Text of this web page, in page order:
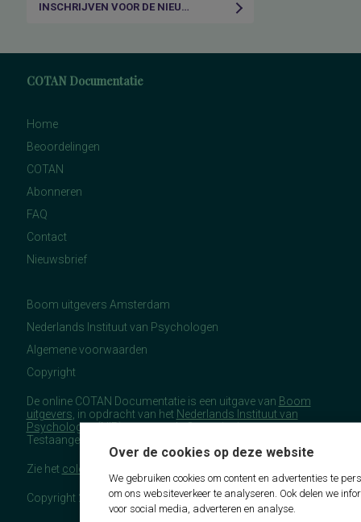
Over de cookies op deze website
We gebruiken cookies om content en advertenties te
om ons websiteverkeer te analyseren. Ook delen we
voor social media, adverteren en analyse.
INSCHRIJVEN VOOR DE NIEUWSBRIEF
COTAN Documentatie
Home
Beoordelingen
COTAN
Abonneren
FAQ
Contact
Nieuwsbrief
Boom uitgevers Amsterdam
Nederlands Instituut van Psychologen
Algemene voorwaarden
Copyright
De online COTAN Documentatie is een uitgave van Boom
uitgevers , in opdracht van het Nederlands Instituut van
Psychologen(NIP), namens de Commissie
Testaangelegenheden Nederland (COTAN).
Zie het colofon
Copyright 2026 - COTAN Documentatie